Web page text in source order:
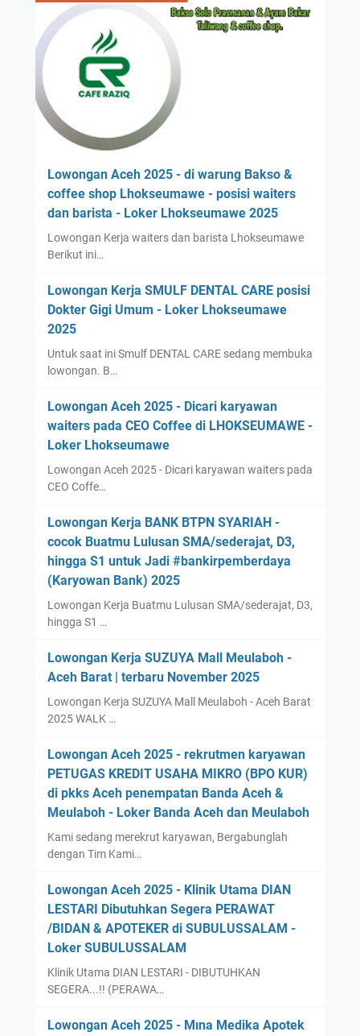
Lowongan Aceh 2025 - di warung Bakso &
coffee shop Lhokseumawe - posisi waiters
dan barista - Loker Lhokseumawe 2025
Lowongan Kerja waiters dan barista Lhokseumawe
Berikut ini…
Lowongan Kerja SMULF DENTAL CARE posisi
Dokter Gigi Umum - Loker Lhokseumawe
2025
Untuk saat ini Smulf DENTAL CARE sedang membuka
lowongan. B…
Lowongan Aceh 2025 - Dicari karyawan
waiters pada CEO Coffee di LHOKSEUMAWE -
Loker Lhokseumawe
Lowongan Aceh 2025 - Dicari karyawan waiters pada
CEO Coffe…
Lowongan Kerja BANK BTPN SYARIAH -
cocok Buatmu Lulusan SMA/sederajat, D3,
hingga S1 untuk Jadi #bankirpemberdaya
(Karyowan Bank) 2025
Lowongan Kerja Buatmu Lulusan SMA/sederajat, D3,
hingga S1 …
Lowongan Kerja SUZUYA Mall Meulaboh -
Aceh Barat | terbaru November 2025
Lowongan Kerja SUZUYA Mall Meulaboh - Aceh Barat
2025 WALK …
Lowongan Aceh 2025 - rekrutmen karyawan
PETUGAS KREDIT USAHA MIKRO (BPO KUR)
di pkks Aceh penempatan Banda Aceh &
Meulaboh - Loker Banda Aceh dan Meulaboh
Kami sedang merekrut karyawan, Bergabunglah
dengan Tim Kami…
Lowongan Aceh 2025 - Klinik Utama DIAN
LESTARI Dibutuhkan Segera PERAWAT
/BIDAN & APOTEKER di SUBULUSSALAM -
Loker SUBULUSSALAM
Klinik Utama DIAN LESTARI - DIBUTUHKAN
SEGERA...!! (PERAWA…
Lowongan Aceh 2025 - Mına Medika Apotek